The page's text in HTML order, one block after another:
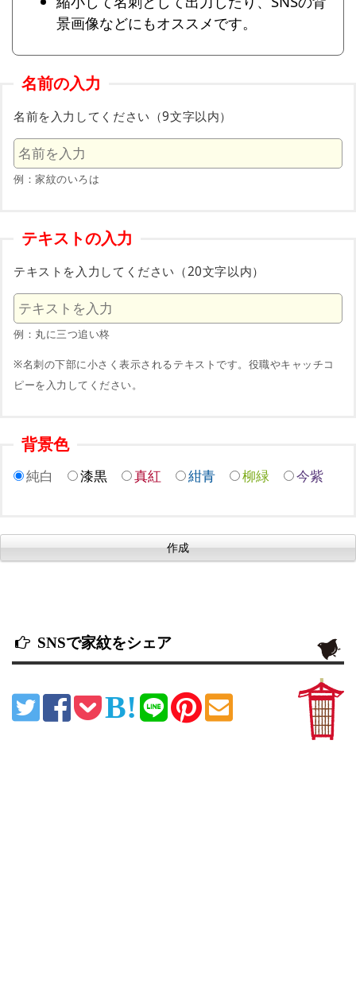
景画像などにもオススメです。
名前の入力
名前を入力してください（9文字以内）
例：家紋のいろは
テキストの入力
テキストを入力してください（20文字以内）
例：丸に三つ追い柊
※名刺の下部に小さく表示されるテキストです。役職やキャッチコ
ピーを入力してください。
背景色
純白 漆黒 真紅 紺青 柳緑 今紫
SNSで家紋をシェア